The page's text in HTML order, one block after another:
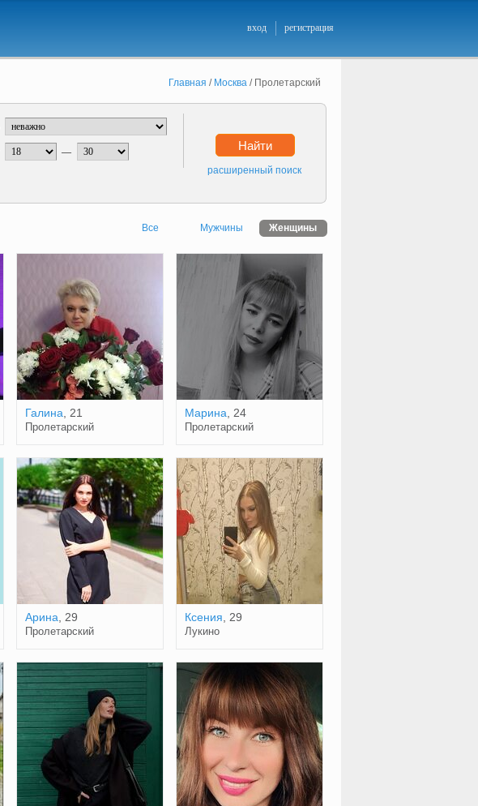
вход регистрация
Главная / Москва/ Пролетарский
— Найти
расширенный поиск
Все Мужчины Женщины
Галина , 21
Пролетарский
Марина , 24
Пролетарский
Арина , 29
Пролетарский
Ксения , 29
Лукино